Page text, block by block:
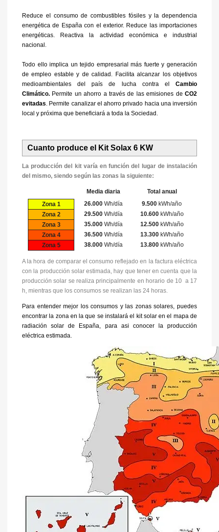
Reduce el consumo de combustibles fósiles y la dependencia
energética de España con el exterior. Reduce las importaciones
energéticas. Reactiva la actividad económica e industrial
nacional.
Todo ello implica un tejido empresarial más fuerte y generación
de empleo estable y de calidad. Facilita alcanzar los objetivos
medioambientales del país de lucha contra el Cambio
Climático. Permite un ahorro a través de las emisiones de CO2
evitadas. Permite canalizar el ahorro privado hacia una inversión
local y próxima que beneficiará a toda la Sociedad.
Cuanto produce el Kit Solax 6 KW
La producción del kit varía en función del lugar de instalación
del mismo, siendo según las zonas la siguiente:
Media diaria
Total anual
Zona 1
26.000 Wh/día 9.500 kWh/año
Zona 2
29.500 Wh/día 10.600 kWh/año
Zona 3
35.000 Wh/día 12.500 kWh/año
Zona 4
36.500 Wh/día 13.300 kWh/año
Zona 5
38.000 Wh/día 13.800 kWh/año
A la hora de comparar el consumo reflejado en la factura eléctrica
con la producción solar estimada, hay que tener en cuenta que la
producción solar se realiza principalmente en horario de 10 a 17
h, mientras que los consumos se realizan las 24 horas.
Para entender mejor los consumos y las zonas solares, puedes
encontrar la zona en la que se instalará el kit solar en el mapa de
radiación solar de España, para asi conocer la producción
eléctrica estimada.